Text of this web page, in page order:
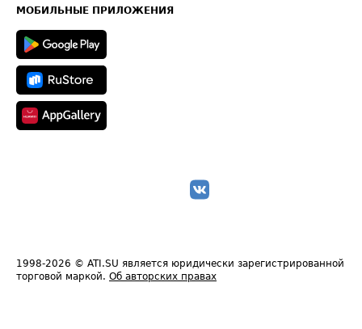
Техническая информация
МОБИЛЬНЫЕ ПРИЛОЖЕНИЯ
1998-2026 © ATI.SU является юридически зарегистрированной
торговой маркой. Об авторских правах